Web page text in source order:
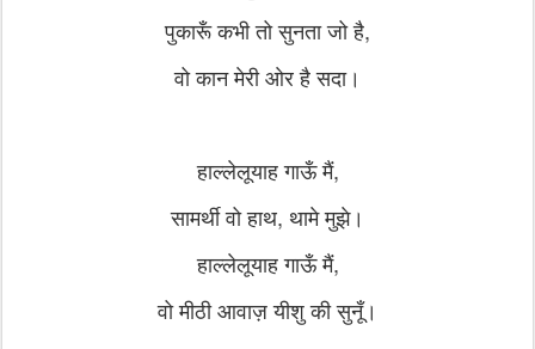
पुकारूँ कभी तो सुनता जो है,
वो कान मेरी ओर है सदा।
हाल्लेलूयाह गाऊँ मैं,
सामर्थी वो हाथ, थामे मुझे।
हाल्लेलूयाह गाऊँ मैं,
वो मीठी आवाज़ यीशु की सुनूँ।